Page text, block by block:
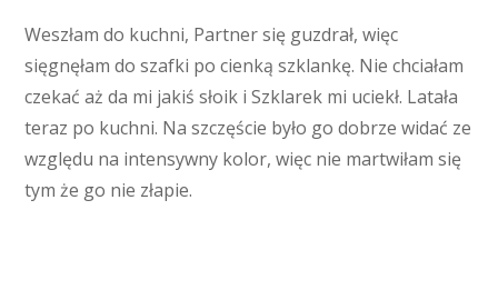
Weszłam do kuchni, Partner się guzdrał, więc
sięgnęłam do szafki po cienką szklankę. Nie chciałam
czekać aż da mi jakiś słoik i Szklarek mi uciekł. Latała
teraz po kuchni. Na szczęście było go dobrze widać ze
względu na intensywny kolor, więc nie martwiłam się
tym że go nie złapie.